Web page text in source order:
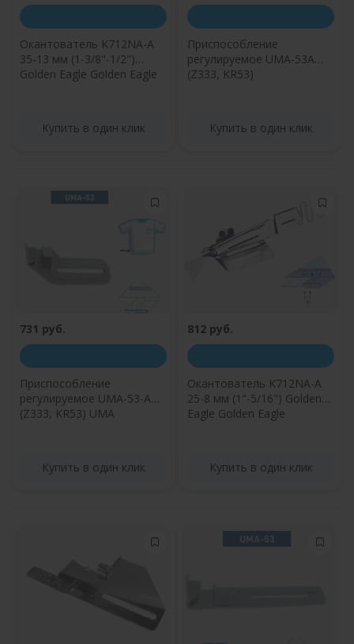
Окантователь K712NA-A
35-13 мм (1-3/8"-1/2")
Golden Eagle Golden Eagle
Купить в один клик
Приспособление
регулируемое UMA-53A
(Z333, KR53)
Купить в один клик
731 руб.
Приспособление
регулируемое UMA-53-A
(Z333, KR53) UMA
Купить в один клик
812 руб.
Окантователь K712NA-A
25-8 мм (1"-5/16") Golden
Eagle Golden Eagle
Купить в один клик